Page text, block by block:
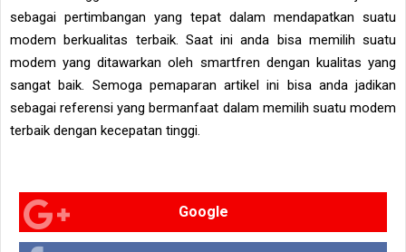
sebagai pertimbangan yang tepat dalam mendapatkan suatu
modem berkualitas terbaik. Saat ini anda bisa memilih suatu
modem yang ditawarkan oleh smartfren dengan kualitas yang
sangat baik. Semoga pemaparan artikel ini bisa anda jadikan
sebagai referensi yang bermanfaat dalam memilih suatu modem
terbaik dengan kecepatan tinggi.
Google